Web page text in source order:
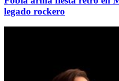
legado rockero